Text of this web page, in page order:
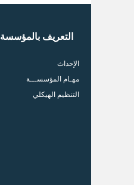
التعريف بالمؤسسة
الإحداث
مهـام المؤسســـة
التنظيم الهيكلي